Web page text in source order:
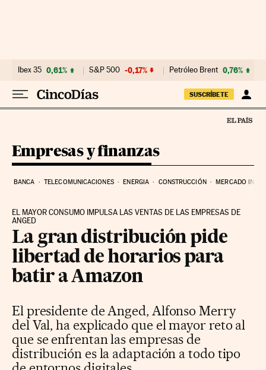
Ibex 35 0,61% S&P 500 -0,17% Petróleo Brent 0,76%
SUSCRÍBETE
Empresas y finanzas
BANCA TELECOMUNICACIONES ENERGIA CONSTRUCCIÓN MERCADO
EL MAYOR CONSUMO IMPULSA LAS VENTAS DE LAS EMPRESAS DE
ANGED
La gran distribución pide
libertad de horarios para
batir a Amazon
El presidente de Anged, Alfonso Merry
del Val, ha explicado que el mayor reto al
que se enfrentan las empresas de
distribución es la adaptación a todo tipo